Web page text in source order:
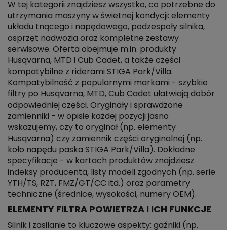
W tej kategorii znajdziesz wszystko, co potrzebne do
utrzymania maszyny w świetnej kondycji: elementy
układu tnącego i napędowego, podzespoły silnika,
osprzęt nadwozia oraz kompletne zestawy
serwisowe. Oferta obejmuje m.in. produkty
Husqvarna, MTD i Cub Cadet, a także części
kompatybilne z riderami STIGA Park/Villa.
Kompatybilność z popularnymi markami - szybkie
filtry po Husqvarna, MTD, Cub Cadet ułatwiają dobór
odpowiedniej części. Oryginały i sprawdzone
zamienniki - w opisie każdej pozycji jasno
wskazujemy, czy to oryginał (np. elementy
Husqvarna) czy zamiennik części oryginalnej (np.
koło napędu paska STIGA Park/Villa). Dokładne
specyfikacje - w kartach produktów znajdziesz
indeksy producenta, listy modeli zgodnych (np. serie
YTH/TS, RZT, FMZ/GT/CC itd.) oraz parametry
techniczne (średnice, wysokości, numery OEM).
ELEMENTY FILTRA POWIETRZA I ICH FUNKCJE
Silnik i zasilanie to kluczowe aspekty: gaźniki (np.